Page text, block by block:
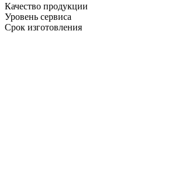
Качество продукции
Уровень сервиса
Срок изготовления